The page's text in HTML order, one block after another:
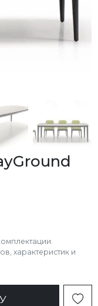
характеристик и